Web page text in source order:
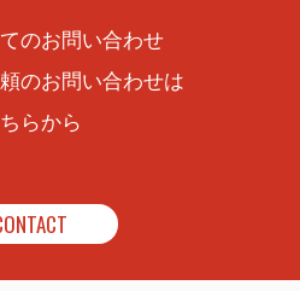
のお問い合わせ
のお問い合わせは
らから